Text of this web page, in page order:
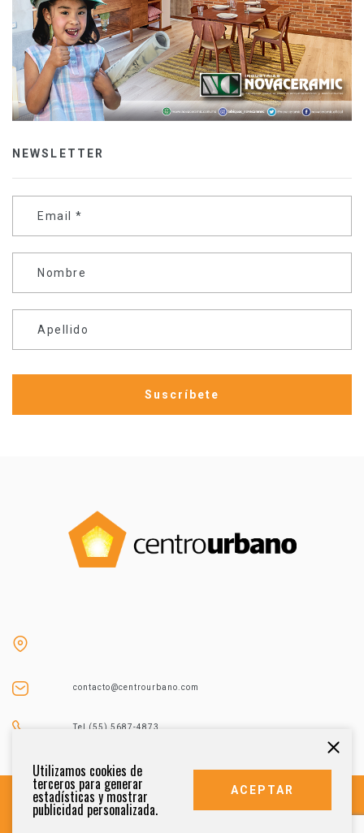
NEWSLETTER
Email *
Nombre
Apellido
contacto@centrourbano.com
Tel (55) 5687-4873
Utilizamos cookies de
terceros para generar
estadísticas y mostrar
publicidad personalizada.
ACEPTAR